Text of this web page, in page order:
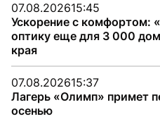
07.08.202615:45
Ускорение с комфортом:
оптику еще для 3 000
края
07.08.202615:37
Лагерь «Олимп» примет
осенью